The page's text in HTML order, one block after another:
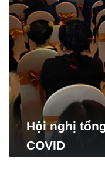
Hội nghị
COVID